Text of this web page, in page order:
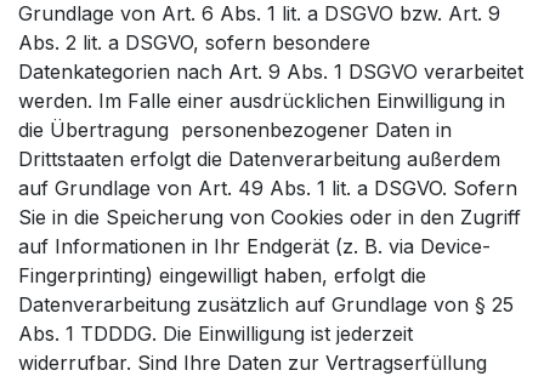
Grundlage von Art. 6 Abs. 1 lit. a DSGVO bzw. Art. 9
Abs. 2 lit. a DSGVO, sofern besondere
Datenkategorien nach Art. 9 Abs. 1 DSGVO verarbeitet
werden. Im Falle einer ausdrücklichen Einwilligung in
die Übertragung personenbezogener Daten in
Drittstaaten erfolgt die Datenverarbeitung außerdem
auf Grundlage von Art. 49 Abs. 1 lit. a DSGVO. Sofern
Sie in die Speicherung von Cookies oder in den Zugriff
auf Informationen in Ihr Endgerät (z. B. via Device-
Fingerprinting) eingewilligt haben, erfolgt die
Datenverarbeitung zusätzlich auf Grundlage von § 25
Abs. 1 TDDDG. Die Einwilligung ist jederzeit
widerrufbar. Sind Ihre Daten zur Vertragserfüllung